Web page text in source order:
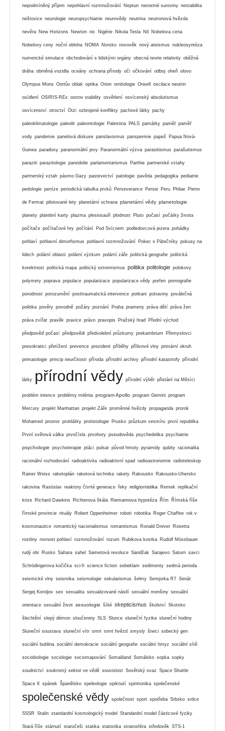
nepodmíněný příjem nepohlavní rozmnožování Neptun nerostné suroviny nestabilita
neštovice neurologie neuropsychiatrie neurovědy neutrina neutronová hvězda
nevěra New Horizons Newton nic Nigérie Nikola Tesla Nil Nobelova cena
Nobelovy ceny noční obloha NOMA Norsko novověk nový ateismus nukleosyntéza
numerické simulace obchodování s lidskými orgány obecná teorie relativity oběžná
dráha obrněná vozidla oceány ochrana přírody oči očkování odboj oheň olovo
Olympus Mons Oortův oblak optika Orion ornitologie Orwell oscilace neutrin
osídlení OSIRIS-REx ostrov stability osvětlení osvícenský absolutismus
osvícenství otroctví Ötzi ozbrojené konflikty pachové látky pachy
paleoklimatologie paleolit paleontologie Palestina PALS památky paměť paměť
vody pandemie panelová diskuse panslavismus panspermie papež Papua Nová-
Guinea paradoxy paranormální jevy Paranormální výzva parasitismus parašutismus
paraziti parazitologie pareidolie parlamentarismus Parthie partnerské vztahy
partnerský vztah pásmo Gazy pastevectví patologie pavěda pedagogika pediatrie
pedologie peníze periodická tabulka prvků Perseverance Persie Peru Philae Pierre
de Fermat pilotované lety planetární ochrana planetární vědy planetologie
planety platební karty plazma plesiosauři plodnost Pluto počasí počátky života
počítače počítačové hry počítání Pod Svícnem podledovcová jezera pohádky
pohlaví pohlavní dimorfismus pohlavní rozmnožování Pokec s Pátečníky pokusy na
lidech polární oblasti polární výzkum polární záře politická geografie politická
korektnost politická mapa politický extremismus politika politologie polokovy
polymery poprava populace popularizace popularizace vědy porfen pornografie
porodnost porozumění posttraumatická intervence potkani potraviny poválečná
politika pověry povodně požáry poznání Praha prameny práva dětí práva žen
práva zvířat pravěk pravice právo pravopis Pražský hrad Přední východ
předpověď počasí předpovědi předvolební průzkumy prekambrium Přemyslovci
presokratici přetížení prevence prezident příběhy přílivové vlny primární okruh
primatologie princip neurčitosti příroda přírodní archivy přírodní katastrofy přírodní
látky přírodní vědy přírodní výběr přistání na Měsíci
problém intence problémy milénia program Apollo program Gemini program
Mercury projekt Manhattan projekt Záře proměnné hvězdy propaganda prorok
Mohamed prostor protilátky protistologie Prusko průzkum vesmíru první republika
První světová válka prvočísla prvohory pseudověda psychedelika psychiatrie
psychologie psychoterapie ptáci pulsar původ hmoty pyramidy qubity racionalita
racionální rozhodování radioaktivita radioaktivní spad radioastronomie radioteleskop
Rainer Weiss raketoplán raketová technika rakety Rakousko Rakousko-Uhersko
rakovina Rastislav reaktory čtvrté generace řeky religionistika Remek replikační
krize Richard Dawkins Richterova škála Riemannova hypotéza Řím Římská říše
římské provincie rituály Robert Oppenheimer roboti robotika Roger Chaffee rok v
kosmonautice romantický nacionalismus romantismus Ronald Drever Rosetta
rostliny rovnost pohlaví rozmnožování rozum Rubikova kostka Rudolf Mössbauer
rudý obr Rusko Sahara sahel Sametová revoluce Sandžak Sarajevo Saturn savci
Schrödingerova kočička sci-fi science fiction sebeklam sedimenty sedmá perioda
seismické vlny seismika seismologie sekularismus šelmy Semjorka R7 Senát
Sergej Koroljov sex sexualita sexualizované násilí sexuální menšiny sexuální
orientace sexuální život sexuologie šíité skepticismus školství Skotsko
šlechtění slepý démon sloučeniny SLS Slunce sluneční fyzika sluneční hodiny
Sluneční soustava sluneční vítr smrt smrt hvězd smysly šneci sobecký gen
sociální bublina sociální demokracie sociální geografie sociální hmyz sociální sítě
sociobiologie sociologie sociomapování Somaliland Somálsko sopka sopky
soudnictví soukromý sektor ve vědě souvislost Sovětský svaz Space Shuttle
Space X spánek Španělsko speleologie spiknutí spintronika společenské
společenské vědy společnost sport spotřeba Srbsko srdce
SSSR Stalin standardní kosmologický model Standardní model částicové fyziky
Stará říše stárnutí staročeši statika statistika stratosféra středověk STS-1